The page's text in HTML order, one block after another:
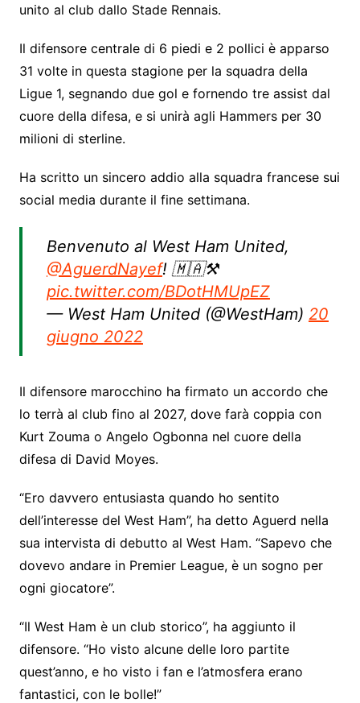
unito al club dallo Stade Rennais.
Il difensore centrale di 6 piedi e 2 pollici è apparso
31 volte in questa stagione per la squadra della
Ligue 1, segnando due gol e fornendo tre assist dal
cuore della difesa, e si unirà agli Hammers per 30
milioni di sterline.
Ha scritto un sincero addio alla squadra francese sui
social media durante il fine settimana.
Benvenuto al West Ham United,
@AguerdNayef! 🇲🇦⚒
pic.twitter.com/BDotHMUpEZ
— West Ham United (@WestHam) 20
giugno 2022
Il difensore marocchino ha firmato un accordo che
lo terrà al club fino al 2027, dove farà coppia con
Kurt Zouma o Angelo Ogbonna nel cuore della
difesa di David Moyes.
“Ero davvero entusiasta quando ho sentito
dell’interesse del West Ham”, ha detto Aguerd nella
sua intervista di debutto al West Ham. “Sapevo che
dovevo andare in Premier League, è un sogno per
ogni giocatore”.
“Il West Ham è un club storico”, ha aggiunto il
difensore. “Ho visto alcune delle loro partite
quest’anno, e ho visto i fan e l’atmosfera erano
fantastici, con le bolle!”